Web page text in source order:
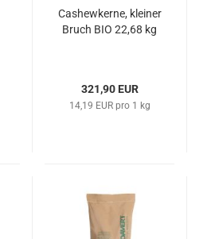
Cashewkerne, kleiner
Bruch BIO 22,68 kg
321,90 EUR
14,19 EUR pro 1 kg